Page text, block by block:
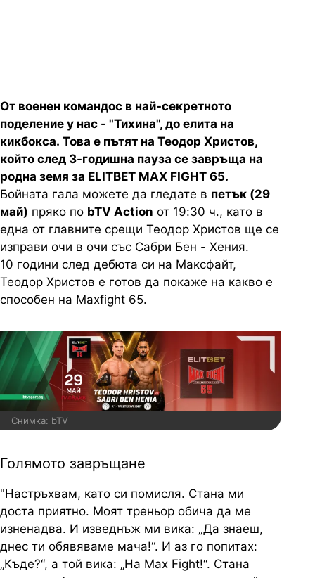
От военен командос в най-секретното
поделение у нас - "Тихина", до елита на
кикбокса. Това е пътят на Теодор Христов,
който след 3-годишна пауза се завръща на
родна земя за ЕLITBET MAX FIGHT 65.
Бойната гала можете да гледате в петък (29
май) пряко по bTV Action от 19:30 ч., като в
една от главните срещи Теодор Христов ще се
изправи очи в очи със Сабри Бен - Хения.
10 години след дебюта си на Максфайт,
Теодор Христов е готов да покаже на какво е
способен на Maxfight 65.
Снимка: bTV
Голямото завръщане
"Настръхвам, като си помисля. Стана ми
доста приятно. Моят треньор обича да ме
изненадва. И изведнъж ми вика: „Да знаеш,
днес ти обявяваме мача!“. И аз го попитах:
„Къде?“, а той вика: „На Max Fight!“. Стана